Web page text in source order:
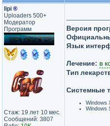
lipi ®
Uploaders 500+
Модератор
Программ
Стаж: 19 лет 10 мес.
Сообщений: 3807
Версия
Язык
Лечение: в
Тип
Системные
Windows
Windows